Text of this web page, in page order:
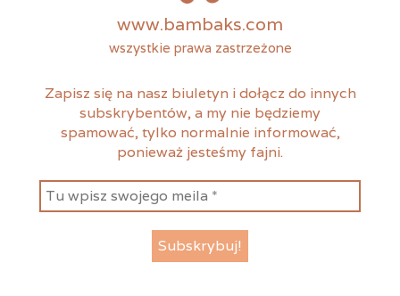
www.bambaks.com
wszystkie prawa zastrzeżone
Zapisz się na nasz biuletyn i dołącz do innych
subskrybentów, a my nie będziemy
spamować, tylko normalnie informować,
ponieważ jesteśmy fajni.